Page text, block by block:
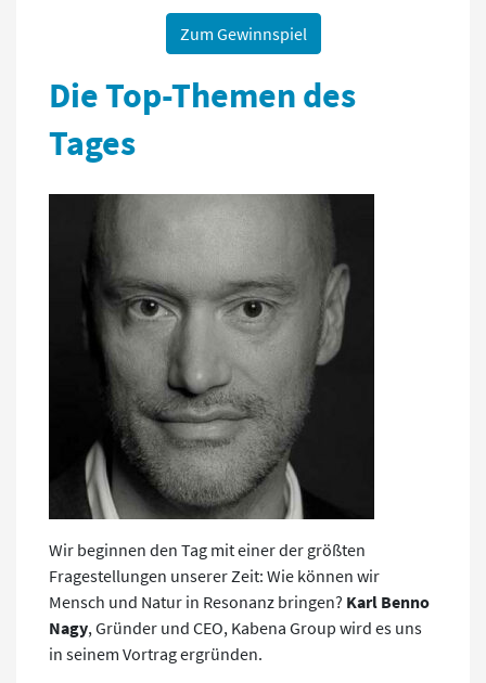
Zum Gewinnspiel
Die Top-Themen des
Tages
Wir beginnen den Tag mit einer der größten
Fragestellungen unserer Zeit: Wie können wir
Mensch und Natur in Resonanz bringen? Karl Benno
Nagy, Gründer und CEO, Kabena Group wird es uns
in seinem Vortrag ergründen.